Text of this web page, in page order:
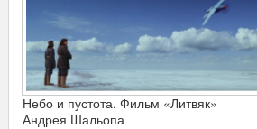
Небо и пустота. Фильм «Литвяк»
Андрея Шальопа